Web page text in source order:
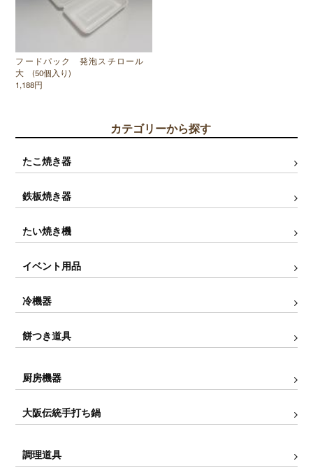
フードパック 発泡スチロール
大 (50個入り)
1,188円
カテゴリーから探す
たこ焼き器
鉄板焼き器
たい焼き機
イベント用品
冷機器
餅つき道具
厨房機器
大阪伝統手打ち鍋
調理道具